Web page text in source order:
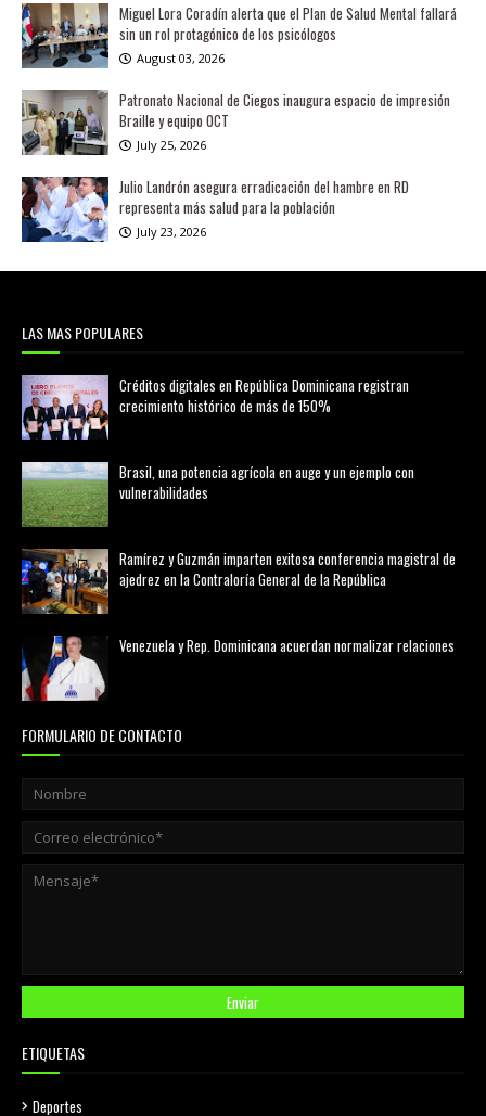
Miguel Lora Coradín alerta que el Plan de Salud Mental fallará
sin un rol protagónico de los psicólogos
August 03, 2026
Patronato Nacional de Ciegos inaugura espacio de impresión
Braille y equipo OCT
July 25, 2026
Julio Landrón asegura erradicación del hambre en RD
representa más salud para la población
July 23, 2026
LAS MAS POPULARES
Créditos digitales en República Dominicana registran
crecimiento histórico de más de 150%
Brasil, una potencia agrícola en auge y un ejemplo con
vulnerabilidades
Ramírez y Guzmán imparten exitosa conferencia magistral de
ajedrez en la Contraloría General de la República
Venezuela y Rep. Dominicana acuerdan normalizar relaciones
FORMULARIO DE CONTACTO
ETIQUETAS
Deportes